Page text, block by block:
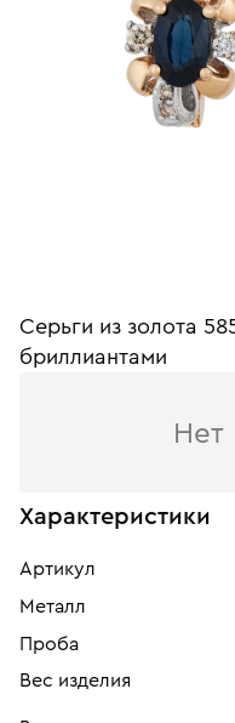
Серьги из золота
бриллиантами
Нет
Характеристики
Артикул
Металл
Проба
Вес изделия